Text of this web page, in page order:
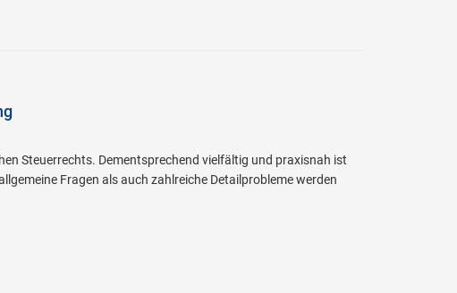
Steuerrechts. Dementsprechend vielfältig und praxisnah ist
Fragen als auch zahlreiche Detailprobleme werden